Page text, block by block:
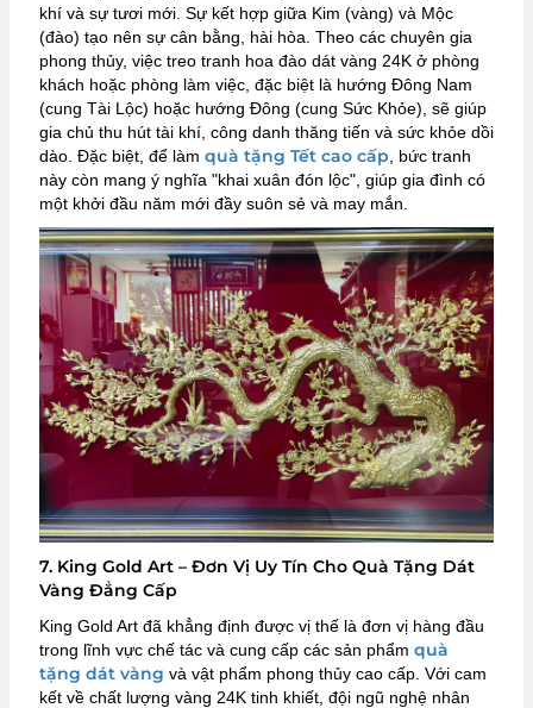
khí và sự tươi mới. Sự kết hợp giữa Kim (vàng) và Mộc
(đào) tạo nên sự cân bằng, hài hòa. Theo các chuyên gia
phong thủy, việc treo tranh hoa đào dát vàng 24K ở phòng
khách hoặc phòng làm việc, đặc biệt là hướng Đông Nam
(cung Tài Lộc) hoặc hướng Đông (cung Sức Khỏe), sẽ giúp
gia chủ thu hút tài khí, công danh thăng tiến và sức khỏe dồi
dào. Đặc biệt, để làm quà tặng Tết cao cấp , bức tranh
này còn mang ý nghĩa "khai xuân đón lộc", giúp gia đình có
một khởi đầu năm mới đầy suôn sẻ và may mắn.
7. King Gold Art – Đơn Vị Uy Tín Cho Quà Tặng Dát
Vàng Đẳng Cấp
King Gold Art đã khẳng định được vị thế là đơn vị hàng đầu
trong lĩnh vực chế tác và cung cấp các sản phẩm quà
tặng dát vàng và vật phẩm phong thủy cao cấp. Với cam
kết về chất lượng vàng 24K tinh khiết, đội ngũ nghệ nhân